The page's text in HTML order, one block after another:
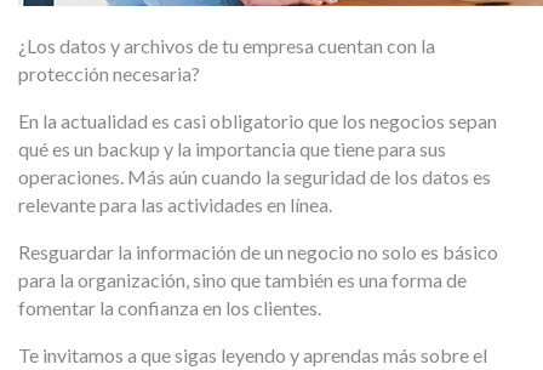
¿Los datos y archivos de tu empresa cuentan con la
protección necesaria?
En la actualidad es casi obligatorio que los negocios sepan
qué es un backup y la importancia que tiene para sus
operaciones. Más aún cuando la seguridad de los datos es
relevante para las actividades en línea.
Resguardar la información de un negocio no solo es básico
para la organización, sino que también es una forma de
fomentar la confianza en los clientes.
Te invitamos a que sigas leyendo y aprendas más sobre el